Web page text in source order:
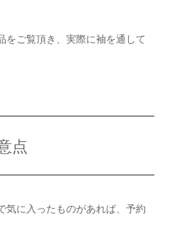
をご覧頂き、実際に袖を通して
点
気に入ったものがあれば、予約